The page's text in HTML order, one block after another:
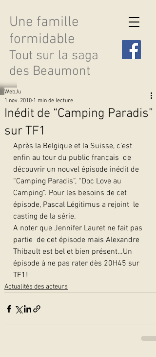
Une famille
formidable
Tout sur la saga
des Beaumont
Inédit de “Camping Paradis”
sur TF1
WebJu
1 nov. 2010 1 min de lecture
Après la Belgique et la Suisse, c’est
enfin au tour du public français  de
découvrir un nouvel épisode inédit de
“Camping Paradis”, “Doc Love au
Camping”. Pour les besoins de cet
épisode, Pascal Légitimus a rejoint  le
casting de la série.
A noter que Jennifer Lauret ne fait pas
partie  de cet épisode mais Alexandre
Thibault est bel et bien présent…Un
épisode à ne pas rater dès 20H45 sur
TF1!
Actualités des acteurs